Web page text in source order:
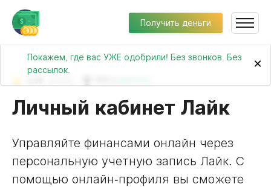
Получить деньги
Покажем, где вас УЖЕ одобрили! Без звонков. Без
рассылок.
×
Личный кабинет Лайк
Управляйте финансами онлайн через
персональную учетную запись Лайк. С
помощью онлайн-профиля вы сможете